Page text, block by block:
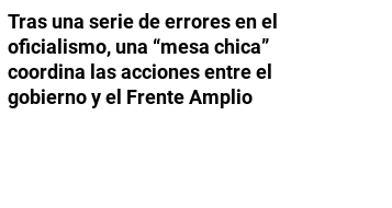
Tras una serie de errores en el
oficialismo, una “mesa chica”
coordina las acciones entre el
gobierno y el Frente Amplio